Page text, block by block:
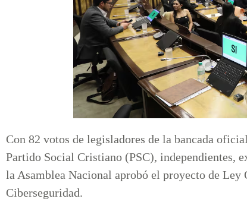
Con 82 votos de legisladores de la bancada
Partido Social Cristiano (PSC), independientes,
la Asamblea Nacional aprobó el proyecto de
Ciberseguridad.